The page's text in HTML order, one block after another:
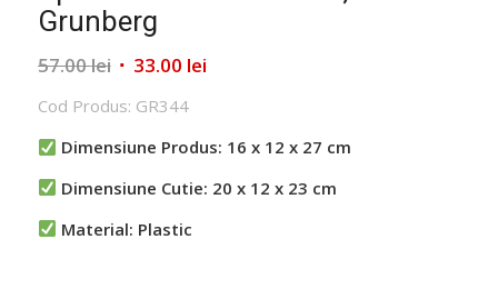
Grunberg
57.00lei Prețul
a
fost:
33.00 leiPrețul
33.00 lei.
Cod Produs: GR344
Dimensiune Produs: 16 x 12 x 27 cm
Dimensiune Cutie: 20 x 12 x 23 cm
Material: Plastic